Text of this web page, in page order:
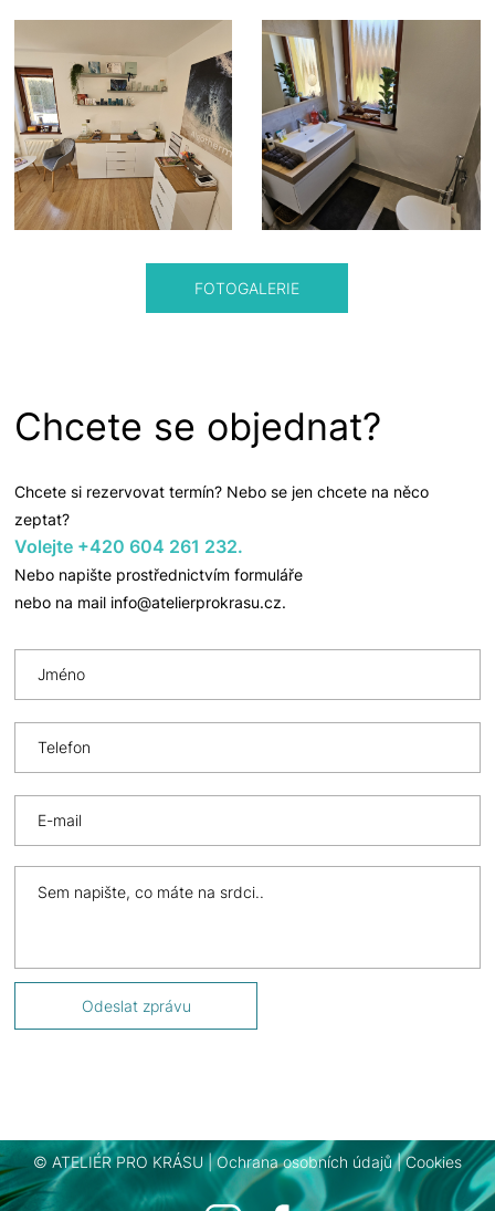
FOTOGALERIE
Chcete se objednat?
Chcete si rezervovat termín? Nebo se jen chcete na něco
zeptat?
Volejte +420 604 261 232.
Nebo napište prostřednictvím formuláře
nebo na mail info@atelierprokrasu.cz.
© ATELIÉR PRO KRÁSU |Ochrana osobních údajů|Cookies